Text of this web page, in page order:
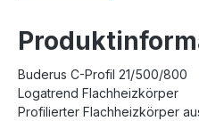
Buderus C-Profil 21/500/800
Logatrend Flachheizkörper
Profilierter Flachheizkörper